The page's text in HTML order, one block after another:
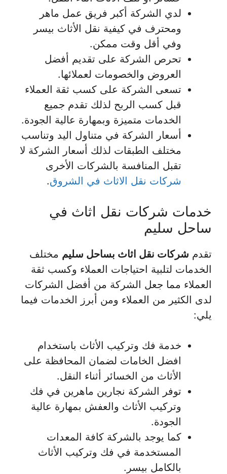
لدي الشركة أكبر فريق عمل ماهر
ومحترف في كيفية نقل الأثاث بيسر
وفي أقل وقت ممكن.
تحرص الشركة على تقديم أفضل
العروض والخصومات لعملائها.
تسعى الشركة على كسب ثقة العملاء
قبل كسب الربح لذلك تقدم جميع
الخدمات متميزة وبمهارة عالية الجودة.
أسعار الشركة في متناول اليد وتناسب
مختلف الطبقات لذلك أسعار الشركة لا
تقبل المنافسة بالشركات الأخرى
شركات نقل الاثاث في الشروق.
خدمات شركات نقل اثاث في
ساحل سليم
تقدم شركات نقل اثاث بساحل سليم مختلف
الخدمات لتلبية احتياجات العملاء وكسب ثقة
العملاء مما جعل الشركة من أفضل الشركات
لدى الكثير من العملاء ومن أبرز الخدمات فيما
يلي:
خدمة فك وتركيب الأثاث باستخدام
افضل الخامات لضمان المحافظة على
الأثاث من الخسائر أثناء النقل.
توفر الشركة نجارين ماهرين في فك
وتركيب الأثاث والعفش بمهارة عالية
الجودة.
كما يوجد بالشركة كافة المعدات
المستخدمة في فك وتركيب الأثاث
بالكامل بيسر.